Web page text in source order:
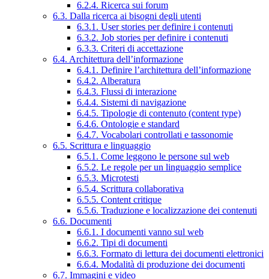
6.2.4. Ricerca sui forum
6.3. Dalla ricerca ai bisogni degli utenti
6.3.1. User stories per definire i contenuti
6.3.2. Job stories per definire i contenuti
6.3.3. Criteri di accettazione
6.4. Architettura dell’informazione
6.4.1. Definire l’architettura dell’informazione
6.4.2. Alberatura
6.4.3. Flussi di interazione
6.4.4. Sistemi di navigazione
6.4.5. Tipologie di contenuto (content type)
6.4.6. Ontologie e standard
6.4.7. Vocabolari controllati e tassonomie
6.5. Scrittura e linguaggio
6.5.1. Come leggono le persone sul web
6.5.2. Le regole per un linguaggio semplice
6.5.3. Microtesti
6.5.4. Scrittura collaborativa
6.5.5. Content critique
6.5.6. Traduzione e localizzazione dei contenuti
6.6. Documenti
6.6.1. I documenti vanno sul web
6.6.2. Tipi di documenti
6.6.3. Formato di lettura dei documenti elettronici
6.6.4. Modalità di produzione dei documenti
6.7. Immagini e video